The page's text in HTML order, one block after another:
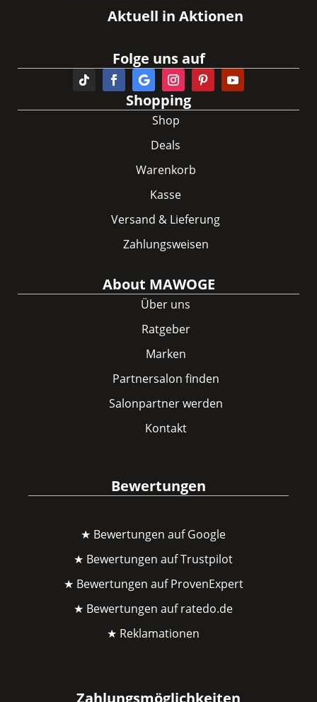
Aktuell in Aktionen
Folge uns auf
Shopping
Shop
Deals
Warenkorb
Kasse
Versand & Lieferung
Zahlungsweisen
About MAWOGE
Über uns
Ratgeber
Marken
Partnersalon finden
Salonpartner werden
Kontakt
Bewertungen
★ Bewertungen auf Google
★ Bewertungen auf Trustpilot
★ Bewertungen auf ProvenExpert
★ Bewertungen auf ratedo.de
★ Reklamationen
Zahlungsmöglichkeiten